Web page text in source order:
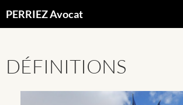
PERRIEZ Avocat
DÉFINITIONS